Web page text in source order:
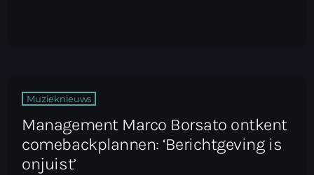
Muzieknieuws
Management Marco Borsato ontkent
comebackplannen: ‘Berichtgeving is
onjuist’